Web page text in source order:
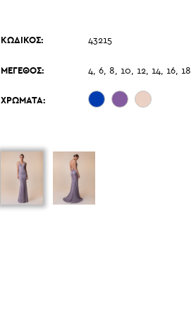
ΚΩΔΙΚΟΣ: 43215
ΜΕΓΕΘΟΣ: 4, 6, 8, 10, 12, 14, 16, 18
ΧΡΩΜΑΤΑ: